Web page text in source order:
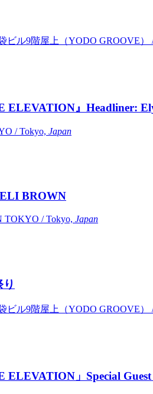
ビル9階屋上（YODO GROOVE）
ELEVATION』Headliner:
/ Tokyo, Japan
BROWN
TOKYO / Tokyo, Japan
ビル9階屋上（YODO GROOVE）
ELEVATION」Special